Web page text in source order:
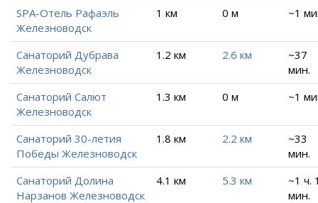
SPA-Отель Рафаэль
Железноводск
1 км 0 м ~1
Санаторий Дубрава
Железноводск
1.2 км 2.6 км
~37
мин.
Санаторий Салют
Железноводск
1.3 км 0 м ~1
Санаторий 30-летия
Победы Железноводск
1.8 км 2.2 км
~33
мин.
Санаторий Долина
Нарзанов Железноводск
4.1 км 5.3 км
~1 ч.
мин.